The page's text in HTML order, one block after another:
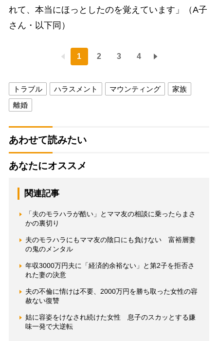
れて、本当にほっとしたのを覚えています」（A子
さん・以下同）
1 2 3 4
トラブル ハラスメント マウンティング
家族
離婚
あわせて読みたい
あなたにオススメ
関連記事
「夫のモラハラが酷い」とママ友の相談に乗ったらまさ
かの裏切り
夫のモラハラにもママ友の陰口にも負けない 富裕層妻
の鬼のメンタル
年収3000万円夫に「経済的余裕ない」と第2子を拒否さ
れた妻の決意
夫の不倫に情けは不要、2000万円を勝ち取った女性の容
赦ない復讐
姑に容姿をけなされ続けた女性 息子のスカッとする嫌
味一発で大逆転